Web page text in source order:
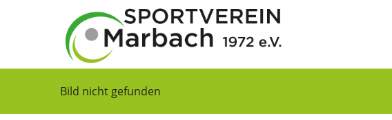
Bild nicht gefunden